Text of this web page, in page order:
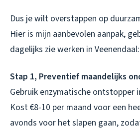
Dus je wilt overstappen op
Hier is mijn aanbevolen aanpak,
dagelijks zie werken in Veenendaal:
Stap 1, Preventief maandelijks
Gebruik enzymatische ontstopper
Kost €8-10 per maand voor een
avonds voor het slapen gaan,